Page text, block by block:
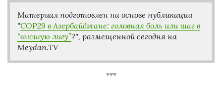
Материал подготовлен на основе публикации
"COP29 в Азербайджане: головная боль или шаг в
“высшую лигу”?", размещенной сегодня на
Meydan.TV
***